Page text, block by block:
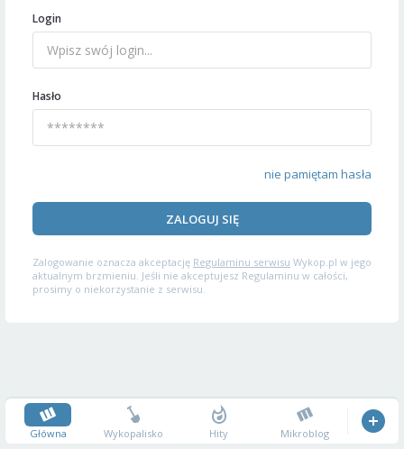
Login
Hasło
nie pamiętam hasła
ZALOGUJ SIĘ
Zalogowanie oznacza akceptację Regulaminu serwisu Wykop.pl w jego
aktualnym brzmieniu. Jeśli nie akceptujesz Regulaminu w całości,
prosimy o niekorzystanie z serwisu.
Główna Wykopalisko Hity Mikroblog